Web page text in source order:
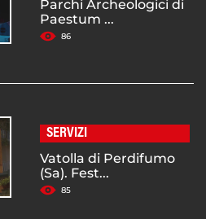
Parchi Archeologici di
Paestum ...
86
SERVIZI
Vatolla di Perdifumo
(Sa). Fest...
85